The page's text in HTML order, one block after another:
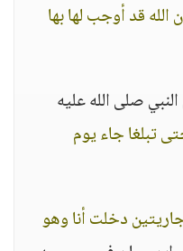
قد أوجب لها بها
صلى الله عليه
تبلغا جاء يوم
دخلت أنا وهو